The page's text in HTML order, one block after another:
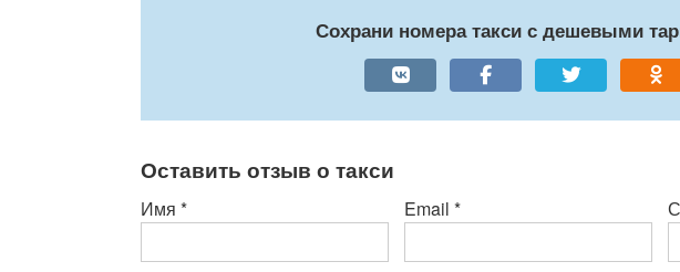
Сохрани номера такси с дешевыми
Оставить отзыв о такси
Имя * Email *